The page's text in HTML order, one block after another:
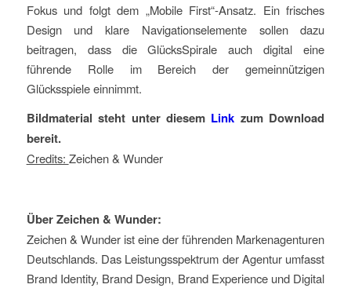
Fokus und folgt dem „Mobile First“-Ansatz. Ein frisches
Design und klare Navigationselemente sollen dazu
beitragen, dass die GlücksSpirale auch digital eine
führende Rolle im Bereich der gemeinnützigen
Glücksspiele einnimmt.
Bildmaterial steht unter diesem Link zum Download
bereit.
Credits: Zeichen & Wunder
Über Zeichen & Wunder:
Zeichen & Wunder ist eine der führenden Markenagenturen
Deutschlands. Das Leistungsspektrum der Agentur umfasst
Brand Identity, Brand Design, Brand Experience und Digital